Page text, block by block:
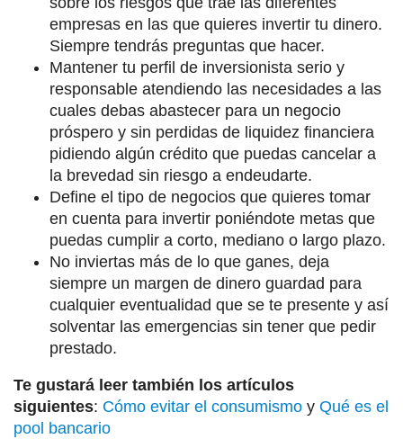
empresas en las que quieres invertir tu dinero.
Siempre tendrás preguntas que hacer.
Mantener tu perfil de inversionista serio y
responsable atendiendo las necesidades a las
cuales debas abastecer para un negocio
próspero y sin perdidas de liquidez financiera
pidiendo algún crédito que puedas cancelar a
la brevedad sin riesgo a endeudarte.
Define el tipo de negocios que quieres tomar
en cuenta para invertir poniéndote metas que
puedas cumplir a corto, mediano o largo plazo.
No inviertas más de lo que ganes, deja
siempre un margen de dinero guardad para
cualquier eventualidad que se te presente y así
solventar las emergencias sin tener que pedir
prestado.
Te gustará leer también los artículos
siguientes: Cómo evitar el consumismo y Qué es el
pool bancario